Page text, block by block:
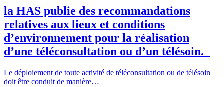
la HAS publie des recommandations
relatives aux lieux et conditions
d’environnement pour la réalisation
d’une téléconsultation ou d’un télésoin.
Le déploiement de toute activité de téléconsultation ou de télésoin
doit être conduit de manière…